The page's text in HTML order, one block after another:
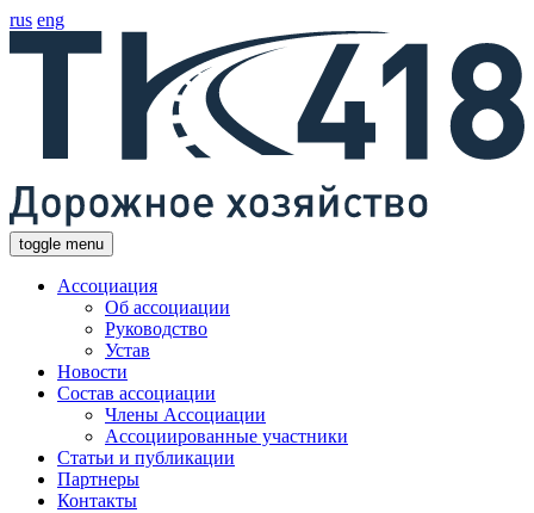
rus eng
toggle menu
Ассоциация
Об ассоциации
Руководство
Устав
Новости
Состав ассоциации
Члены Ассоциации
Ассоциированные участники
Статьи и публикации
Партнеры
Контакты